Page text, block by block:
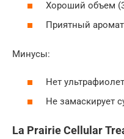
Хороший объем
Приятный
Минусы:
Нет
Не замаскирует
La Prairie Cellular